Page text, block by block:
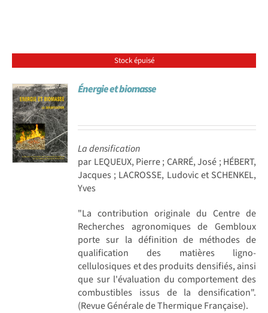
Stock épuisé
Énergie et biomasse
La densification
par LEQUEUX, Pierre ; CARRÉ, José ; HÉBERT,
Jacques ; LACROSSE, Ludovic et SCHENKEL,
Yves
"La contribution originale du Centre de
Recherches agronomiques de Gembloux
porte sur la définition de méthodes de
qualification des matières ligno-
cellulosiques et des produits densifiés, ainsi
que sur l'évaluation du comportement des
combustibles issus de la densification".
(Revue Générale de Thermique Française).